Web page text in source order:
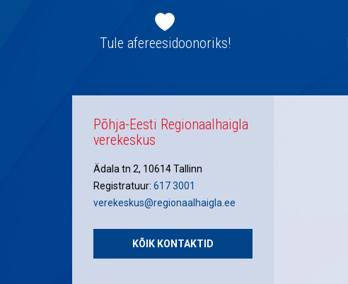
navigatsioonTule afereesidoonoriks!
Põhja-Eesti Regionaalhaigla
verekeskus
Ädala tn 2, 10614 Tallinn
Registratuur: 617 3001
verekeskus@regionaalhaigla.ee
KÕIK KONTAKTID